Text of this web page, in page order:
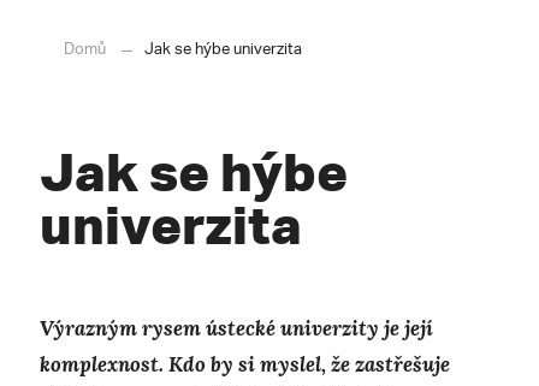
Domů Jak se hýbe univerzita
Jak se hýbe
univerzita
Výrazným rysem ústecké univerzity je její
komplexnost. Kdo by si myslel, že zastřešuje